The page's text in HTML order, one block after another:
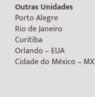
Outras Unidades
Porto Alegre
Rio de Janeiro
Curitiba
Orlando – EUA
Cidade do México – MX